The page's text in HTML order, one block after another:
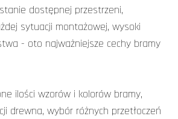
dostępnej przestrzeni,
sytuacji montażowej, wysoki
- oto najważniejsze cechy bramy
ilości wzorów i kolorów bramy,
drewna, wybór różnych przetłoczeń